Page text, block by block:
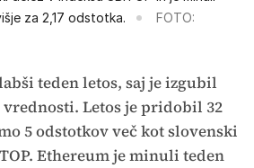
za 2,17 odstotka.
FOTO:
teden letos, saj je izgubil
Letos je pridobil 32
5 odstotkov več kot slovenski
Ethereum je minuli teden